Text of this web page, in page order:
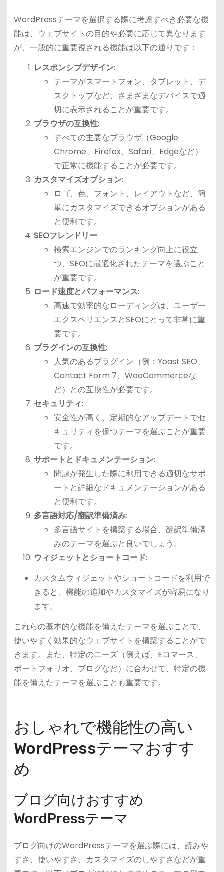
WordPressテーマを選択する際に考慮すべき必要な機
能は、ウェブサイトの目的や必要に応じて異なります
が、一般的に重要視される機能は以下の通りです：
レスポンシブデザイン:
テーマがスマートフォン、タブレット、デ
スクトップなど、さまざまなデバイスで適
切に表示されることが重要です。
ブラウザの互換性:
すべての主要なブラウザ（Google
Chrome、Firefox、Safari、Edgeなど）
で正常に機能することが必要です。
カスタマイズオプション:
ロゴ、色、フォント、レイアウトなど、簡
単にカスタマイズできるオプションがある
と便利です。
SEOフレンドリー:
検索エンジンでのランキング向上に役立
つ、SEOに最適化されたテーマを選ぶこと
が重要です。
ロード速度とパフォーマンス:
高速で効率的なローディングは、ユーザー
エクスペリエンスとSEOにとって非常に重
要です。
プラグインの互換性:
人気のあるプラグイン（例：Yoast SEO、
Contact Form 7、WooCommerceな
ど）との互換性が必要です。
セキュリティ:
安全性が高く、定期的なアップデートでセ
キュリティを保つテーマを選ぶことが重要
です。
サポートとドキュメンテーション:
問題が発生した際に利用できる適切なサポ
ートと詳細なドキュメンテーションがある
と便利です。
多言語対応/翻訳準備済み:
多言語サイトを構築する場合、翻訳準備済
みのテーマを選ぶと良いでしょう。
ウィジェットとショートコード:
カスタムウィジェットやショートコードを利用で
きると、機能の追加やカスタマイズが容易になり
ます。
これらの基本的な機能を備えたテーマを選ぶことで、
使いやすく効果的なウェブサイトを構築することがで
きます。また、特定のニーズ（例えば、Eコマース、
ポートフォリオ、ブログなど）に合わせて、特定の機
能を備えたテーマを選ぶことも重要です。
おしゃれで機能性の高い
WordPressテーマおすす
め
ブログ向けおすすめ
WordPressテーマ
ブログ向けのWordPressテーマを選ぶ際には、読みや
すさ、使いやすさ、カスタマイズのしやすさなどが重